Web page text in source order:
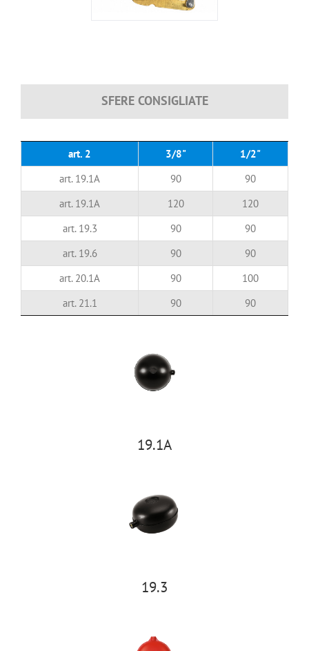
SFERE CONSIGLIATE
art. 2 3/8"
1/2"
art. 19.1A
90
90
art. 19.1A
120
120
art. 19.3
90
90
art. 19.6
90
90
art. 20.1A
90
100
art. 21.1
90 90
19.1A
19.3